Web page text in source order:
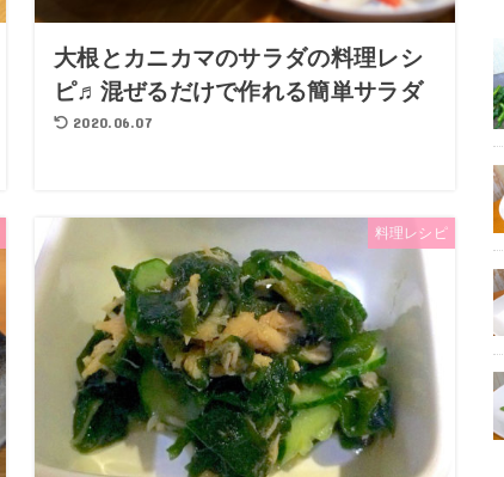
大根とカニカマのサラダの料理レシ
ピ♬混ぜるだけで作れる簡単サラダ
2020.06.07
料理レシピ